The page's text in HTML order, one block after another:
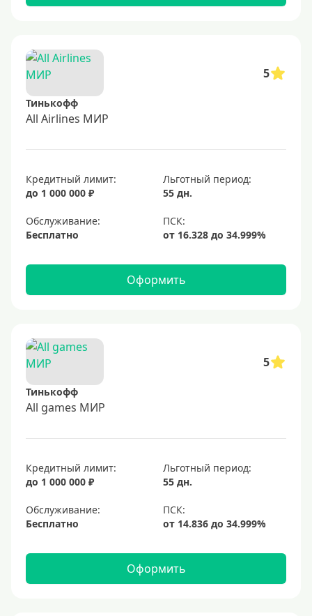
5
Тинькофф
All Airlines МИР
Кредитный лимит:
до 1 000 000 ₽
Льготный период:
55 дн.
Обслуживание:
Бесплатно
Оформить
5
Тинькофф
All games МИР
Кредитный лимит:
до 1 000 000 ₽
Льготный период:
55 дн.
Обслуживание:
Бесплатно
Оформить